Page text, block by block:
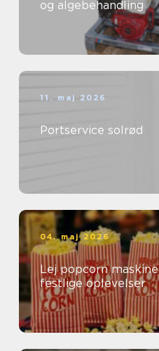
og algebehandling
11. maj 2026
Portservice solrød
04. maj 2026
Lej popcorn
festlige oplevelser